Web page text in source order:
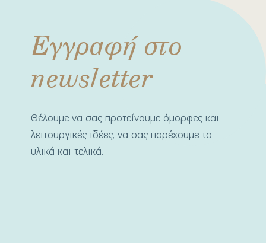
Εγγραφή στο
newsletter
Θέλουμε να σας προτείνουμε όμορφες και
λειτουργικές ιδέες, να σας παρέχουμε τα
υλικά και τελικά.